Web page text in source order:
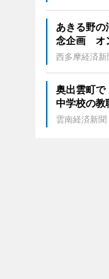
あきる野の
念企画 オ
西多摩経済新
奥出雲町
中学校の教
雲南経済新聞